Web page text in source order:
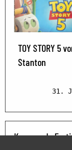
TOY STORY 5
Stanton
31.
Kommende